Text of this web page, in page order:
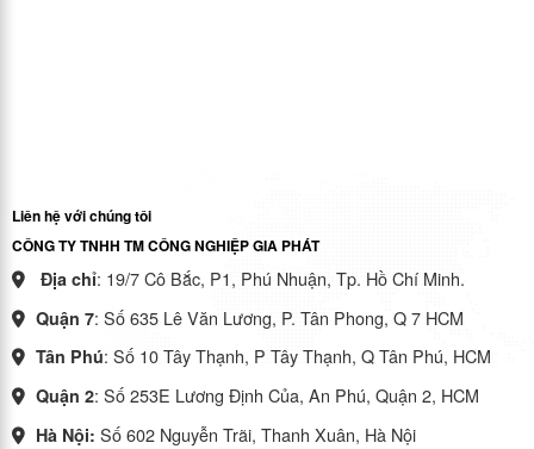
Liên hệ với chúng tôi
CÔNG TY TNHH TM CÔNG NGHIỆP GIA PHÁT
Địa chỉ: 19/7 Cô Bắc, P1, Phú Nhuận, Tp. Hồ Chí Minh.
Quận 7: Số 635 Lê Văn Lương, P. Tân Phong, Q 7 HCM
Tân Phú: Số 10 Tây Thạnh, P Tây Thạnh, Q Tân Phú, HCM
Quận 2: Số 253E Lương Định Của, An Phú, Quận 2, HCM
Hà Nội: Số 602 Nguyễn Trãi, Thanh Xuân, Hà Nội